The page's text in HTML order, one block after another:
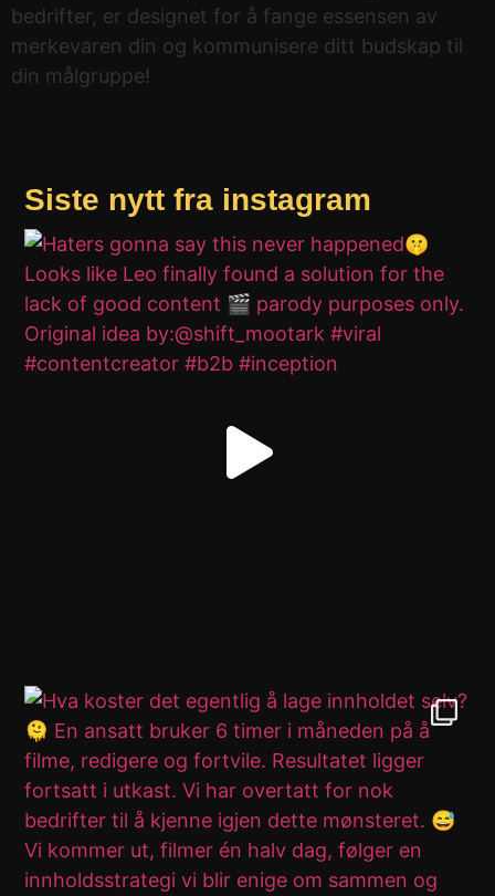
bedrifter, er designet for å fange essensen av
merkevaren din og kommunisere ditt budskap til
din målgruppe!
Siste nytt fra instagram